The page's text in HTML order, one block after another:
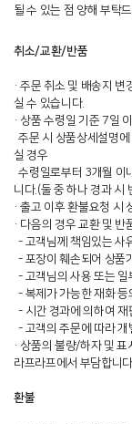
될 수 있는 점 양해 부탁
취소/교환/반품
· 주문 취소 및 배송지
실 수 있습니다.
· 상품 수령일 기준 7일
주문 시 상품상세설명
실 경우
수령일로부터 3개월 이
니다.(둘 중 하나 경과 시
· 출고 이후 환불요청 시
· 다음의 경우 교환 및 반
- 고객님께 책임있는 사
- 포장이 훼손되어 상품
- 고객님의 사용 또는 일
- 복제가 가능한 재화 등
- 시간 경과에 의하여 재
- 고객의 주문에 따라
· 상품의 불량/하자 및
라프라프에서 부담합니다,
환불